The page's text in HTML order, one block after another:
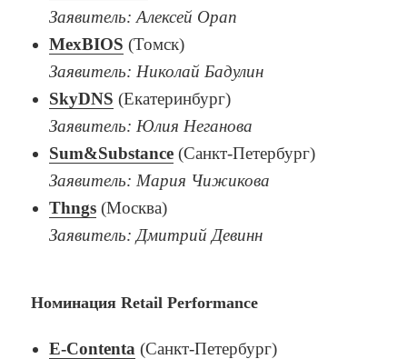
Заявитель: Алексей Орап
MexBIOS (Томск)
Заявитель: Николай Бадулин
SkyDNS (Екатеринбург)
Заявитель: Юлия Неганова
Sum&Substance (Санкт-Петербург)
Заявитель: Мария Чижикова
Thngs (Москва)
Заявитель: Дмитрий Девинн
Номинация Retail Performance
E-Contenta (Санкт-Петербург)